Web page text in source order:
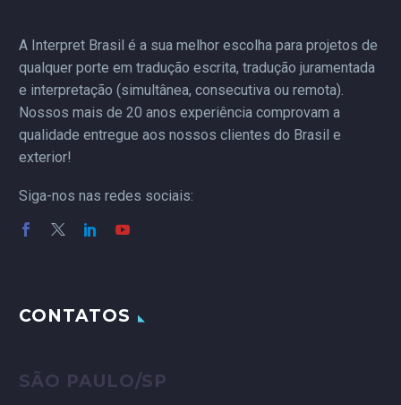
teve a honra de
participar do Painel Solar
2025, evento promovido
pela Solfácil, referência
nacional em energia
A Interpret Brasil é a sua melhor escolha para projetos de
qualquer porte em tradução escrita, tradução juramentada
e interpretação (simultânea, consecutiva ou remota).
Nossos mais de 20 anos experiência comprovam a
qualidade entregue aos nossos clientes do Brasil e
exterior!
Siga-nos nas redes sociais:
CONTATOS
SÃO PAULO/SP